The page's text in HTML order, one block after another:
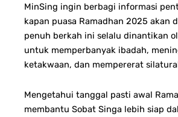
MinSing ingin berbagi informasi
kapan puasa Ramadhan 2025 akan
penuh berkah ini selalu dinantikan
untuk memperbanyak ibadah,
ketakwaan, dan mempererat
Mengetahui tanggal pasti awal
membantu Sobat Singa lebih siap